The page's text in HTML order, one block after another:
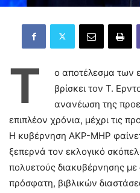
Τ
ο αποτέλεσμα των
βρίσκει τον Τ.
ανανέωση της
επιπλέον χρόνια, μέχρι τις
Η κυβέρνηση AKP-MHP
ξεπερνά τον εκλογικό
πολυετούς διακυβέρνησης με
πρόσφατη, βιβλικών